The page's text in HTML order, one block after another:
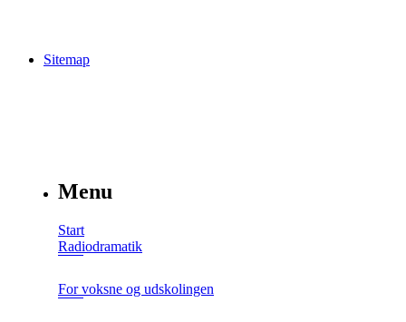
Sitemap
Menu
Start
Radiodramatik
For voksne og udskolingen